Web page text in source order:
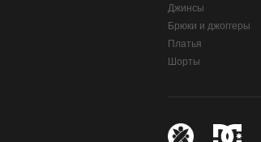
Джинсы
Брюки и джоггеры
Платья
Шорты